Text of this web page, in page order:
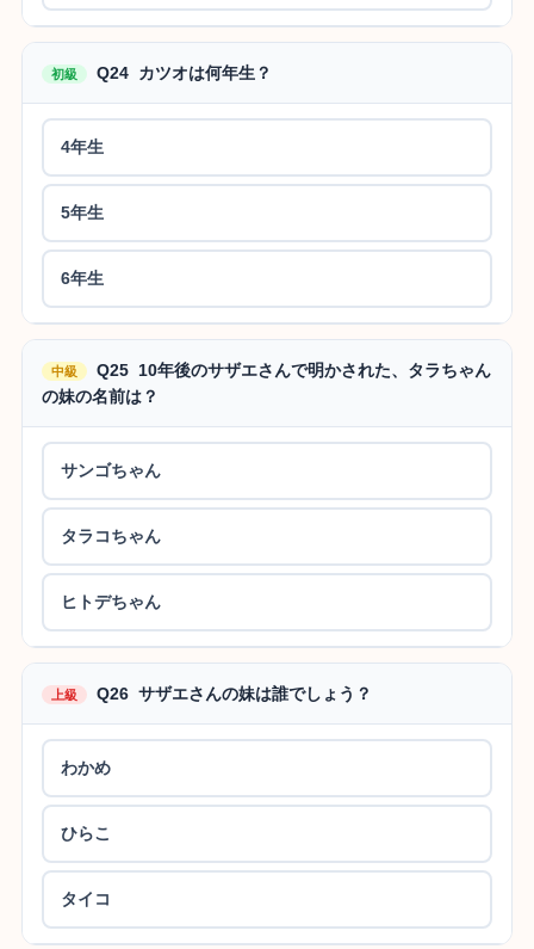
初級 Q24 カツオは何年生？
4年生
5年生
6年生
中級
Q25 10年後のサザエさんで明かされた、タラちゃん
の妹の名前は？
サンゴちゃん
タラコちゃん
ヒトデちゃん
上級 Q26 サザエさんの妹は誰でしょう？
わかめ
ひらこ
タイコ